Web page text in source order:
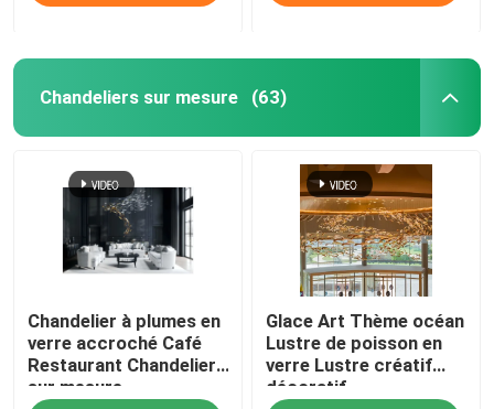
Chandeliers sur mesure (63)
Chandelier à plumes en
verre accroché Café
Restaurant Chandelier
sur mesure
Glace Art Thème océan
Lustre de poisson en
verre Lustre créatif
décoratif